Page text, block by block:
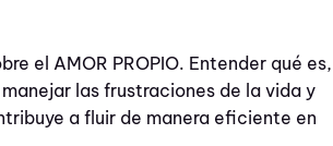
el AMOR PROPIO. Entender qué es,
las frustraciones de la vida y
a fluir de manera eficiente en